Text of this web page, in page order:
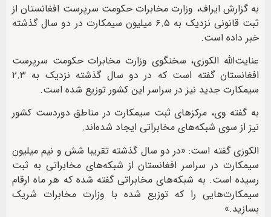
به گزارش ایراف، وزارت مخابرات حکومت سرپرست افغانستان از
ثبت قانونی نزدیک به ۶.۵ میلیون سیمکارت در دو سال گذشته
خبر داده است.
عنایت‌الله الکوزی، سخنگوی وزارت مخابرات حکومت سرپرست
افغانستان گفته است که در دو سال گذشته نزدیک به ۲.۳
سیمکارت جدید نیز در سراسر این کشور توزیع شده است.
به گفته وی، مرکزهای ثبت سیمکارت در مناطق دوردست کشور
نیز از سوی شبکه‌های مخابراتی ایجاد شده‌اند.
الکوزی گفته است: «در دو سال گذشته تقریبا شش و نیم میلیون
سیمکارت در سراسر افغانستان از شبکه‌های مخابراتی به ثبت
رسیده است. به شبکه‌های مخابراتی گفته شده که هر ماه ارقام
سیمکارت‌هایی را که توزیع شده با وزارت مخابرات شریک
بسازید.»